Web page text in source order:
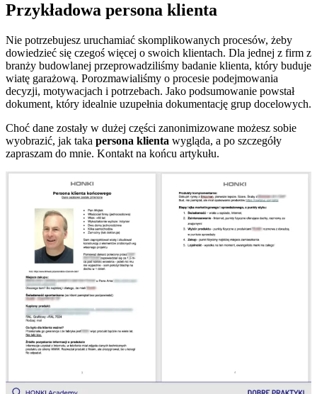
Przykładowa persona klienta
Nie potrzebujesz uruchamiać skomplikowanych procesów, żeby
dowiedzieć się czegoś więcej o swoich klientach. Dla jednej z firm z
branży budowlanej przeprowadziliśmy badanie klienta, który buduje
wiatę garażową. Porozmawialiśmy o procesie podejmowania
decyzji, motywacjach i potrzebach. Jako podsumowanie powstał
dokument, który idealnie uzupełnia dokumentację grup docelowych.
Choć dane zostały w dużej części zanonimizowane możesz sobie
wyobrazić, jak taka persona klienta wygląda, a po szczegóły
zapraszam do mnie. Kontakt na końcu artykułu.